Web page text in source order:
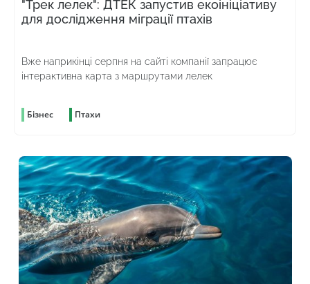
"Трек лелек": ДТЕК запустив екоініціативу
для дослідження міграції птахів
Вже наприкінці серпня на сайті компанії запрацює
інтерактивна карта з маршрутами лелек
Бізнес Птахи